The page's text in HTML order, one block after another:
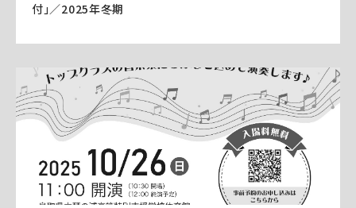
付」／2025年冬期